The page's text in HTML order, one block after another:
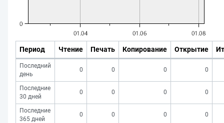
Период Чтение Печать Копирование Открытие
Последний
день
0 0 0 0
Последние
30 дней
0 0 0 0
Последние
365 дней
0 0 0 0